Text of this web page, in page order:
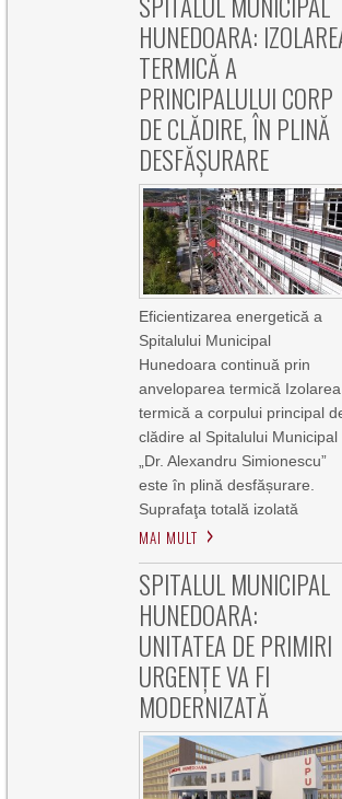
HUNEDOARA:
TERMICĂ A
PRINCIPALULUI CORP
DE CLĂDIRE, ÎN PLINĂ
DESFĂȘURARE
Eficientizarea energetică a
Spitalului Municipal
Hunedoara continuă prin
anveloparea termică Izolarea
termică a corpului principal
clădire al Spitalului Municipal
„Dr. Alexandru Simionescu”
este în plină desfășurare.
Suprafaţa totală izolată
MAI MULT
SPITALUL MUNICIPAL
HUNEDOARA:
UNITATEA DE PRIMIRI
URGENȚE VA FI
MODERNIZATĂ